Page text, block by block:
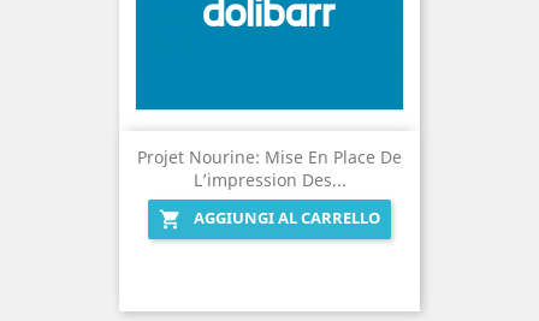
Projet Nourine: Mise En Place De
L’impression Des...

AGGIUNGI AL CARRELLO